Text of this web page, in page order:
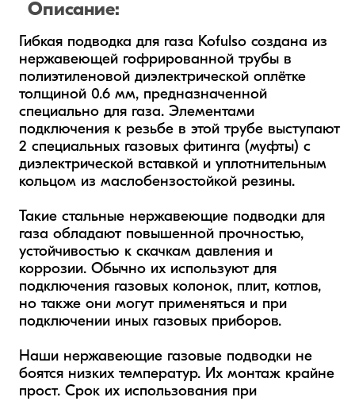
Описание:
Гибкая подводка для газа Kofulso создана из
нержавеющей гофрированной трубы в
полиэтиленовой диэлектрической оплётке
толщиной 0.6 мм, предназначенной
специально для газа. Элементами
подключения к резьбе в этой трубе выступают
2 специальных газовых фитинга (муфты) с
диэлектрической вставкой и уплотнительным
кольцом из маслобензостойкой резины.
Такие стальные нержавеющие подводки для
газа обладают повышенной прочностью,
устойчивостью к скачкам давления и
коррозии. Обычно их используют для
подключения газовых колонок, плит, котлов,
но также они могут применяться и при
подключении иных газовых приборов.
Наши нержавеющие газовые подводки не
боятся низких температур. Их монтаж крайне
прост. Срок их использования при